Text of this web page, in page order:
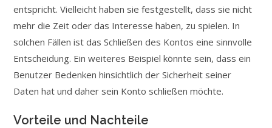
entspricht. Vielleicht haben sie festgestellt, dass sie nicht
mehr die Zeit oder das Interesse haben, zu spielen. In
solchen Fällen ist das Schließen des Kontos eine sinnvolle
Entscheidung. Ein weiteres Beispiel könnte sein, dass ein
Benutzer Bedenken hinsichtlich der Sicherheit seiner
Daten hat und daher sein Konto schließen möchte.
Vorteile und Nachteile